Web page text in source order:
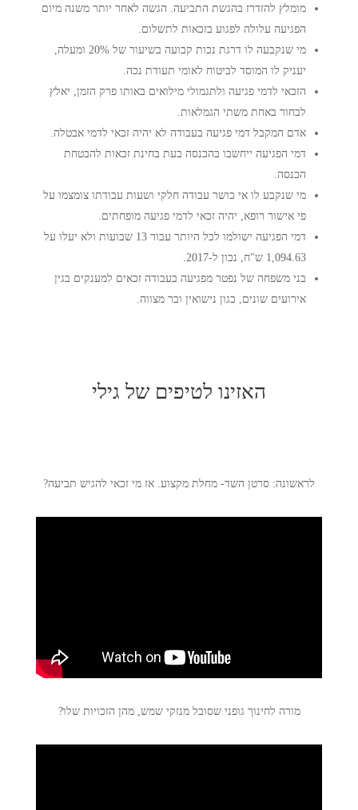
מומלץ להזדרז בהגשת התביעה. הגשה לאחר יותר משנה מיום
הפגיעה עלולה לפגוע בזכאות לתשלום.
מי שנקבעה לו דרגת נכות קבועה בשיעור של 20% ומעלה,
יעניק לו המוסד לביטוח לאומי תעודת נכה.
הזכאי לדמי פגיעה ולתגמולי מילואים באותו פרק הזמן, יאלץ
לבחור באחת משתי הגמלאות.
אדם המקבל דמי פגיעה בעבודה לא יהיה זכאי לדמי אבטלה.
דמי הפגיעה ייחשבו בהכנסה בעת בחינת זכאות להבטחת
הכנסה.
מי שנקבע לו אי כושר עבודה חלקי ושעות עבודתו צומצמו על
פי אישור רופא, יהיה זכאי לדמי פגיעה מופחתים.
דמי הפגיעה ישולמו לכל היותר עבור 13 שבועות ולא יעלו על
1,094.63 ש"ח, נכון ל-2017.
בני משפחה של נפטר מפגיעה בעבודה זכאים למענקים בגין
אירועים שונים, כגון נישואין ובר מצווה.
האזינו לטיפים של גילי
לראשונה: סרטן השד- מחלת מקצוע. אז מי זכאי להגיש תביעה?
מורה לחינוך גופני שסובל מנזקי שמש, מהן הזכויות שלו?